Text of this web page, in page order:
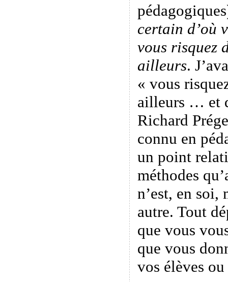
certain d’où
vous risquez
ailleurs.
« vous
ailleurs … et
Richard
connu en
un point
méthodes
n’est, en soi,
autre. Tout
que vous
que vous
vos élèves